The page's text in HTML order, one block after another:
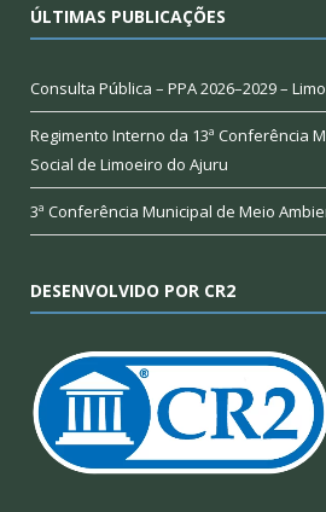
ÚLTIMAS PUBLICAÇÕES
Consulta Pública – PPA 2026–2029 –
Regimento Interno da 13ª Conferência
Social de Limoeiro do Ajuru
3ª Conferência Municipal de Meio
DESENVOLVIDO POR CR2